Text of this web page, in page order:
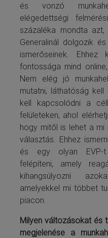
és vonzó
elégedettségi
százaléka mondta
Generalinál dolgozik
ismerőseinek. Ehhez
fontossága mind
Nem elég jó
mutatni, láthatóság
kell kapcsolódni a
felületeken, ahol
hogy mitől is lehet a mi
választás. Ehhez
és egy olyan EVP-t
felépíteni, amely
kihangsúlyozni
amelyekkel mi többet
piacon.
Milyen változásokat és
megjelenése a